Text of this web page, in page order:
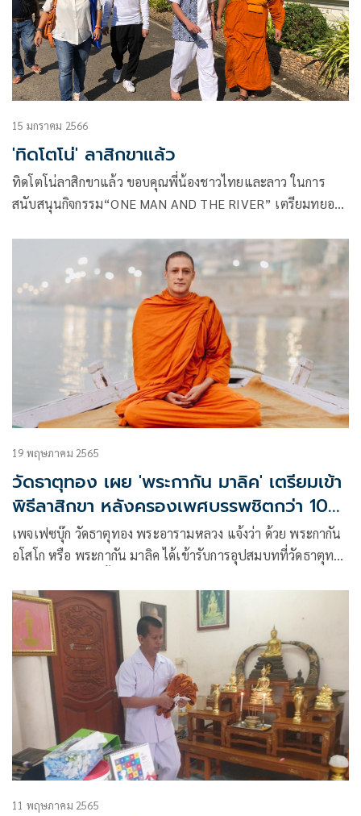
15 มกราคม 2566
'ทิดโตโน่' ลาสิกขาแล้ว
ทิดโตโน่ลาสิกขาแล้ว ขอบคุณพี่น้องชาวไทยและลาว ในการ
สนับสนุนกิจกรรม“ONE MAN AND THE RIVER” เตรียมทยอย
19 พฤษภาคม 2565
วัดธาตุทอง เผย 'พระกากัน มาลิค' เตรียมเข้า
พิธีลาสิกขา หลังครองเพศบรรพชิตกว่า 100
วัน
เพจเฟซบุ๊ก วัดธาตุทอง พระอารามหลวง แจ้งว่า ด้วย พระกากัน
อโสโก หรือ พระกากัน มาลิค ได้เข้ารับการอุปสมบทที่วัดธาตุทอง
โสภณ เจ้าอาวาสวัดธาตุทอง เป็นพระอุปัชฌาย์
11 พฤษภาคม 2565